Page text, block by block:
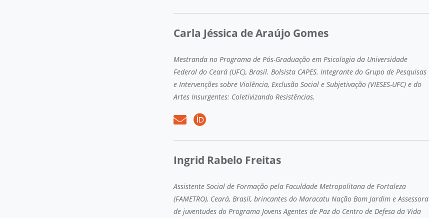
Carla Jéssica de Araújo Gomes
Mestranda no Programa de Pós-Graduação em Psicologia da Universidade
Federal do Ceará (UFC), Brasil. Bolsista CAPES. Integrante do Grupo de Pesquisas
e Intervenções sobre Violência, Exclusão Social e Subjetivação (VIESES-UFC) e do
Artes Insurgentes: Coletivizando Resistências.
Ingrid Rabelo Freitas
Assistente Social de Formação pela Faculdade Metropolitana de Fortaleza
(FAMETRO), Ceará, Brasil, brincantes do Maracatu Nação Bom Jardim e Assessora
de juventudes do Programa Jovens Agentes de Paz do Centro de Defesa da Vida